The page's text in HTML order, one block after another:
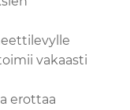
vakaasti
erottaa